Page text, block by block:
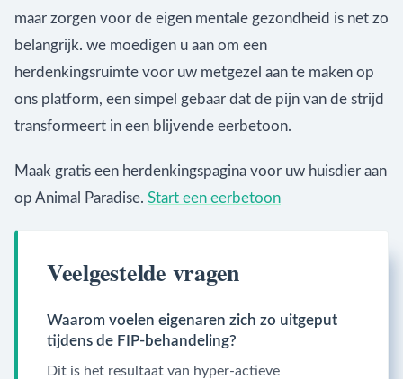
maar zorgen voor de eigen mentale gezondheid is net zo
belangrijk. we moedigen u aan om een
herdenkingsruimte voor uw metgezel aan te maken op
ons platform, een simpel gebaar dat de pijn van de strijd
transformeert in een blijvende eerbetoon.
Maak gratis een herdenkingspagina voor uw huisdier aan
op Animal Paradise. Start een eerbetoon
Veelgestelde vragen
Waarom voelen eigenaren zich zo uitgeput
tijdens de FIP-behandeling?
Dit is het resultaat van hyper-actieve